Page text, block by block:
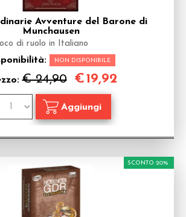
Avventure del Barone di
Munchausen
di ruolo in Italiano
NON DISPONIBILE
€ 24,90 €19,92
SCONTO 20%